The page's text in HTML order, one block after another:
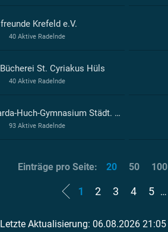
Krefeld e.V.
40 Aktive Radelnde
St. Cyriakus Hüls
40 Aktive Radelnde
Ricarda-Huch-Gymnasium Städt. Gymnasium Krefeld
93 Aktive Radelnde
1 2 3 4 5 …
Letzte Aktualisierung: 06.08.2026 21:05
Einträge pro Seite: 20 50 100